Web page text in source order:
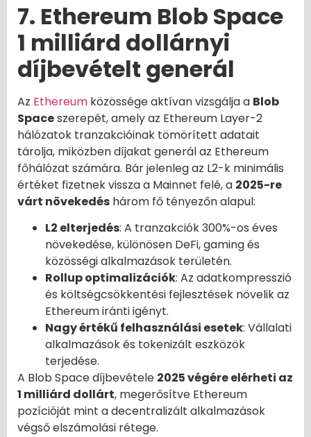
7. Ethereum Blob Space
1 milliárd dollárnyi
díjbevételt generál
Az Ethereum közössége aktívan vizsgálja a Blob
Spaceszerepét, amely az Ethereum Layer-2
hálózatok tranzakcióinak tömörített adatait
tárolja, miközben díjakat generál az Ethereum
főhálózat számára. Bár jelenleg az L2-k minimális
értéket fizetnek vissza a Mainnet felé, a 2025-re
várt növekedés három fő tényezőn alapul:
L2 elterjedés: A tranzakciók 300%-os éves
növekedése, különösen DeFi, gaming és
közösségi alkalmazások területén.
Rollup optimalizációk: Az adatkompresszió
és költségcsökkentési fejlesztések növelik az
Ethereum iránti igényt.
Nagy értékű felhasználási esetek: Vállalati
alkalmazások és tokenizált eszközök
terjedése.
A Blob Space díjbevétele 2025 végére elérheti az
1 milliárd dollárt, megerősítve Ethereum
pozícióját mint a decentralizált alkalmazások
végső elszámolási rétege.